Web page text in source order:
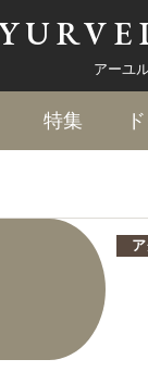
アーユ
特集